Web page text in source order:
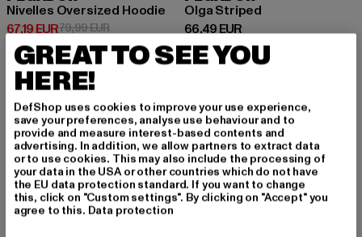
Nivelles Oversized Hoodie
67,19 EUR
Derzeitiger Preis: 67,19 EUR
79,99 EURAktionspreis: 79,99 EUR
Olga Striped
66,49 EUR
Derzeitiger Preis: 66,49 EUR
-14%
GREAT TO SEE YOU
HERE!
DefShop uses cookies to improve your use experience,
save your preferences, analyse use behaviour and to
provide and measure interest-based contents and
advertising. In addition, we allow partners to extract data
or to use cookies. This may also include the processing of
your data in the USA or other countries which do not have
the EU data protection standard. If you want to change
this, click on "Custom settings". By clicking on "Accept" you
agree to this. Data protection